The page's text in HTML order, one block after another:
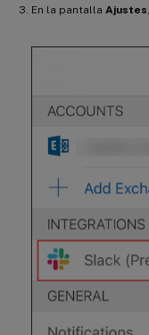
En la pantalla Ajustes